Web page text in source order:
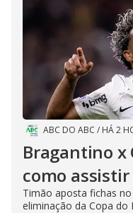
ABC DO ABC / HÁ 2
Bragantino x
como assistir
Timão aposta fichas
eliminação da Copa do